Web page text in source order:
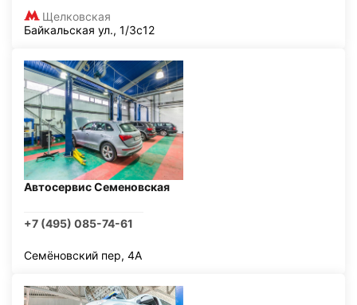
Щелковская
Байкальская ул., 1/3с12
Автосервис Семеновская
+7 (495) 085-74-61
Семёновский пер, 4А